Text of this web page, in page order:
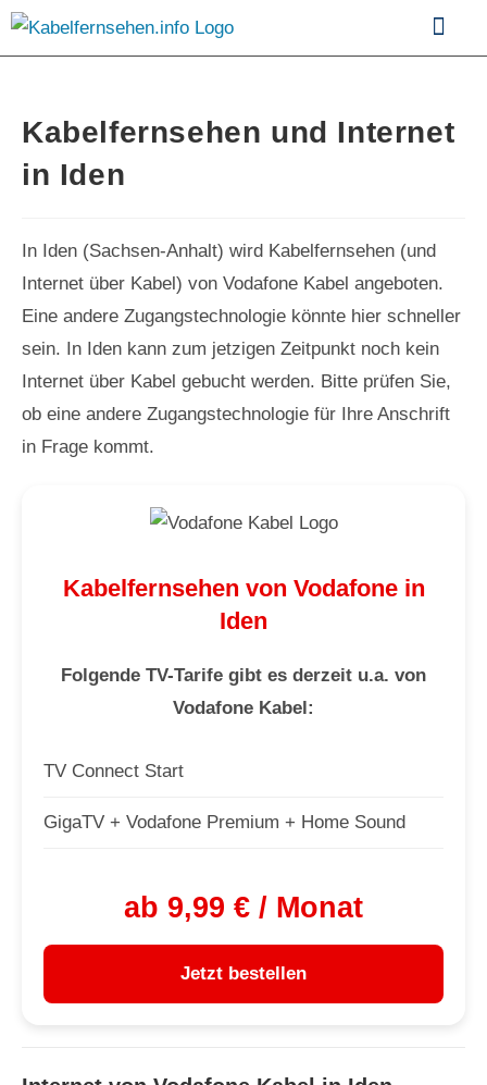
Kabelfernsehen und Internet
in Iden
In Iden (Sachsen-Anhalt) wird Kabelfernsehen (und
Internet über Kabel) von Vodafone Kabel angeboten.
Eine andere Zugangstechnologie könnte hier schneller
sein. In Iden kann zum jetzigen Zeitpunkt noch kein
Internet über Kabel gebucht werden. Bitte prüfen Sie,
ob eine andere Zugangstechnologie für Ihre Anschrift
in Frage kommt.
Kabelfernsehen von Vodafone in
Iden
Folgende TV-Tarife gibt es derzeit u.a. von
Vodafone Kabel:
TV Connect Start
GigaTV + Vodafone Premium + Home Sound
ab 9,99 € / Monat
Jetzt bestellen